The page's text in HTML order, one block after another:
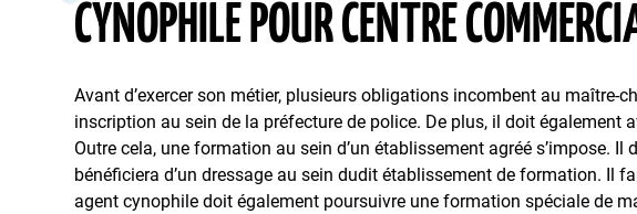
CYNOPHILE POUR CENTRE
Avant d’exercer son métier, plusieurs obligations incombent au maître-
inscription au sein de la préfecture de police. De plus, il doit également
Outre cela, une formation au sein d’un établissement agréé s’impose. Il
bénéficiera d’un dressage au sein dudit établissement de formation. Il
agent cynophile doit également poursuivre une formation spéciale de